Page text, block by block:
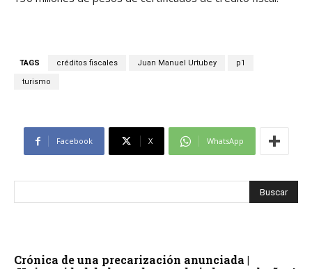
TAGS créditos fiscales Juan Manuel Urtubey p1
turismo
Facebook X WhatsApp
Crónica de una precarización anunciada |